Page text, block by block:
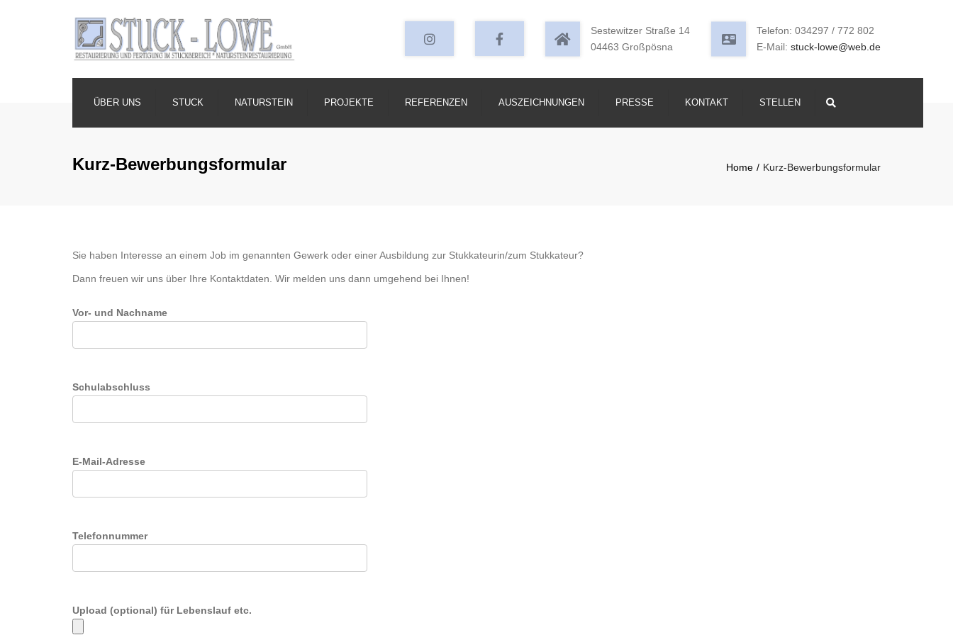
Instagram facebook
Sestewitzer Straße 14
04463 Großpösna
Telefon: 034297 / 772 802
E-Mail: stuck-lowe@web.de
ÜBER UNS STUCK NATURSTEIN PROJEKTE REFERENZEN AUSZEICHNUNGEN PRESSE KONTAKT STELLEN
Kurz-Bewerbungsformular Home Kurz-Bewerbungsformular
Sie haben Interesse an einem Job im genannten Gewerk oder einer Ausbildung zur Stukkateurin/zum Stukkateur?
Dann freuen wir uns über Ihre Kontaktdaten. Wir melden uns dann umgehend bei Ihnen!
Vor- und Nachname
Schulabschluss
E-Mail-Adresse
Telefonnummer
Upload (optional) für Lebenslauf etc.